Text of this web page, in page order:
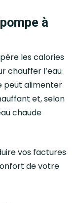
à
les calories
chauffer l’eau
peut alimenter
et, selon
chaude
vos factures
de votre